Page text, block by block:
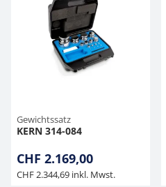
Gewichtssatz
KERN 314-084
CHF 2.169,00
CHF 2.344,69 inkl. Mwst.